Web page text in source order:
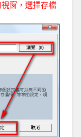
窗，選擇存檔